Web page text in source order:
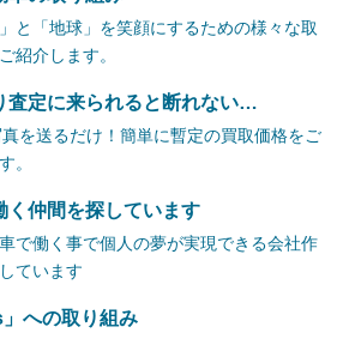
」と「地球」を笑顔にするための様々な取
紹介します。
査定に来られると断れない…
を送るだけ！簡単に暫定の買取価格をご
。
く仲間を探しています
で働く事で個人の夢が実現できる会社作
ています
」への取り組み